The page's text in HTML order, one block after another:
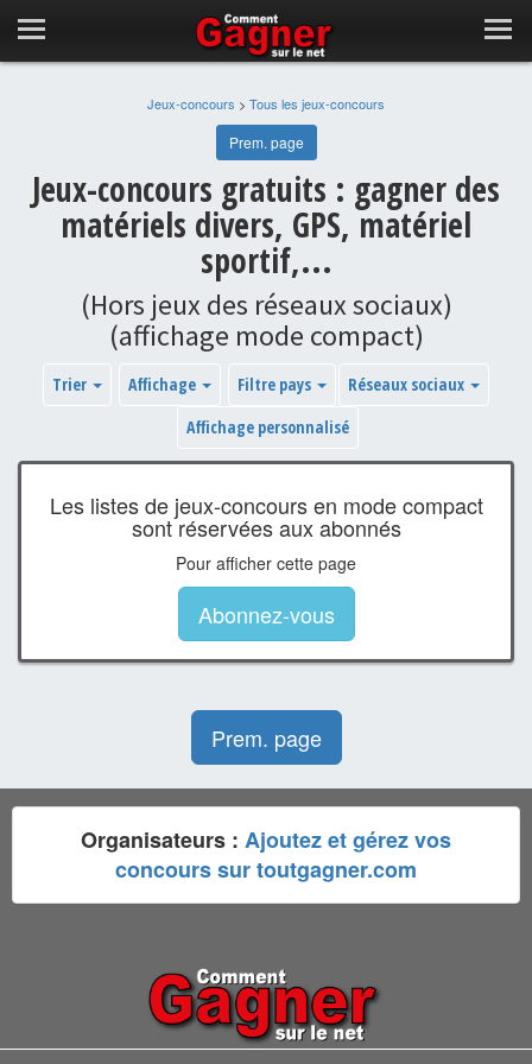
Jeux-concours > Tous les jeux-concours
Prem. page
Jeux-concours gratuits : gagner des
matériels divers, GPS, matériel
sportif,...
(Hors jeux des réseaux sociaux)
(affichage mode compact)
Trier Affichage Filtre pays
Réseaux sociaux
Affichage personnalisé
Les listes de jeux-concours en mode compact
sont réservées aux abonnés
Pour afficher cette page
Abonnez-vous
Prem. page
Organisateurs : Ajoutez et gérez vos
concours sur toutgagner.com